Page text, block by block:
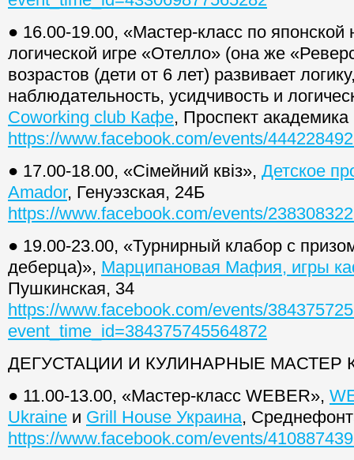
● 16.00-19.00, «Мастер-класс по японской
логической игре «Отелло» (она же
возрастов (дети от 6 лет) развивает
наблюдательность, усидчивость и
Coworking club Кафе, Проспект
https://www.facebook.com/events/
● 17.00-18.00, «Сімейний квіз», Детское
Amador, Генуэзская, 24Б
https://www.facebook.com/events/
● 19.00-23.00, «Турнирный клабор с
деберца)», Марципановая Мафия, игры
Пушкинская, 34
https://www.facebook.com/events/
event_time_id=384375745564872
ДЕГУСТАЦИИ И КУЛИНАРНЫЕ МАСТЕР
● 11.00-13.00, «Мастер-класс WEBER»,
Ukraine и Grill House Украина,
https://www.facebook.com/events/